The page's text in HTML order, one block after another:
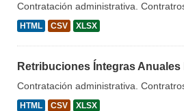
Contratación administrativa.
HTML CSV XLSX
Retribuciones Íntegras Anuales
Contratación administrativa.
HTML CSV XLSX